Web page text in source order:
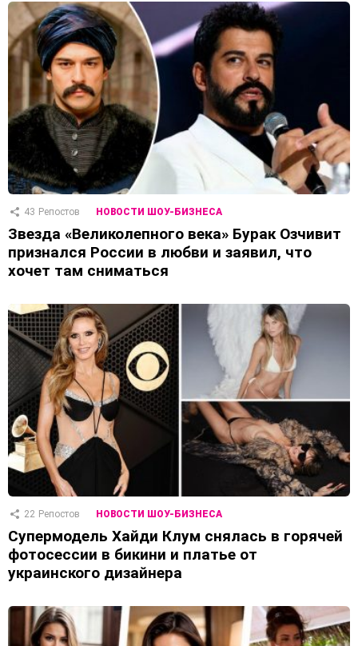
43 Репостов НОВОСТИ ШОУ-БИЗНЕСА
Звезда «Великолепного века» Бурак Озчивит
признался России в любви и заявил, что
хочет там сниматься
22 Репостов НОВОСТИ ШОУ-БИЗНЕСА
Супермодель Хайди Клум снялась в горячей
фотосессии в бикини и платье от
украинского дизайнера